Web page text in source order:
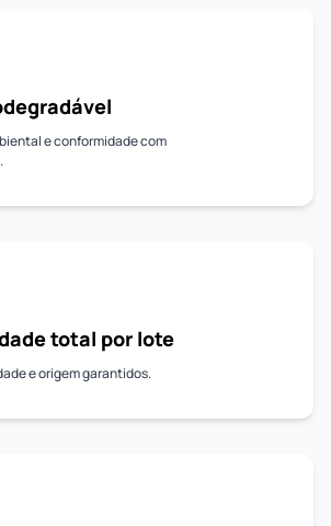
e conformidade com
total por lote
e origem garantidos.